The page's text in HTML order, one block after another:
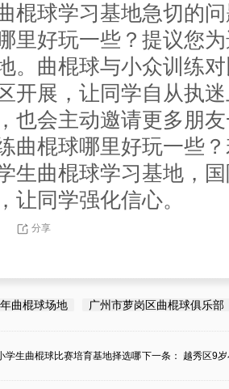
棍球学习基地急切的
里好玩一些？提议您
。曲棍球与小众训练
开展，让同学自从执
也会主动邀请更多朋
曲棍球哪里好玩一些
生曲棍球学习基地，
让同学强化信心。
分享
曲棍球场地 广州市萝岗区曲棍球俱乐部
学生曲棍球比赛培育基地择选哪下一条： 越秀区9